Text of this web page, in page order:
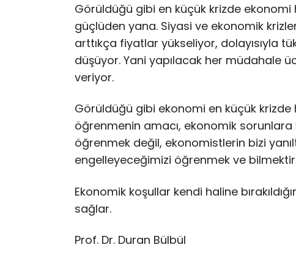
Görüldüğü gibi en küçük krizde ekonomi
güçlüden yana. Siyasi ve ekonomik
arttıkça fiyatlar yükseliyor, dolayısıyla
düşüyor. Yani yapılacak her müdahale
veriyor.
Görüldüğü gibi ekonomi en küçük
öğrenmenin amacı, ekonomik sorunlara
öğrenmek değil, ekonomistlerin bizi
engelleyeceğimizi öğrenmek ve
Ekonomik koşullar kendi haline
sağlar.
Prof. Dr. Duran Bülbül